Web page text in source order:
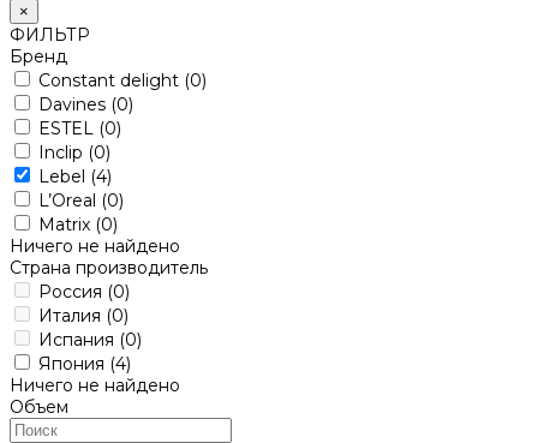
×
ФИЛЬТР
Бренд
Constant delight (0)
Davines (0)
ESTEL
(0)
Inclip (0)
Lebel (4)
L’Oreal (0)
Matrix (0)
Ничего не найдено
Страна производитель
Россия (0)
Италия (0)
Испания (0)
Япония (4)
Ничего не найдено
Объем